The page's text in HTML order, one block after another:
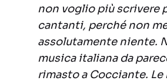
non voglio più scrivere
cantanti, perché non
assolutamente niente.
musica italiana da
rimasto a Cocciante. Le